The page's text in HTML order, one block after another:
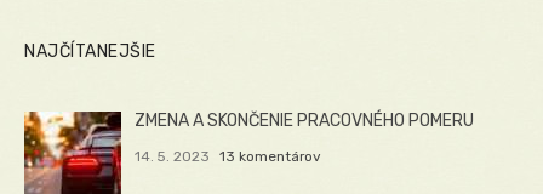
NAJČÍTANEJŠIE
ZMENA A SKONČENIE PRACOVNÉHO POMERU
14. 5. 2023 13 komentárov